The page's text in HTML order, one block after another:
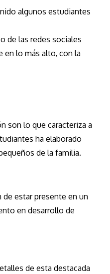
algunos estudiantes
de las redes sociales
en lo más alto, con la
son lo que caracteriza a
ha elaborado
de la familia.
de estar presente en un
en desarrollo de
de esta destacada